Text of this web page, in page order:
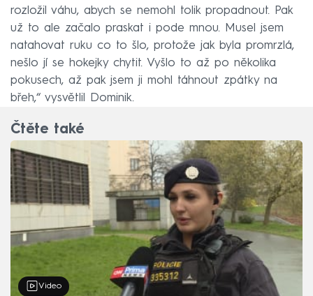
rozložil váhu, abych se nemohl tolik propadnout. Pak
už to ale začalo praskat i pode mnou. Musel jsem
natahovat ruku co to šlo, protože jak byla promrzlá,
nešlo jí se hokejky chytit. Vyšlo to až po několika
pokusech, až pak jsem ji mohl táhnout zpátky na
břeh,“ vysvětlil Dominik.
Čtěte také
Video